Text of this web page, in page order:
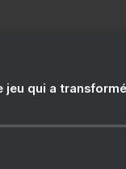
jeu qui a